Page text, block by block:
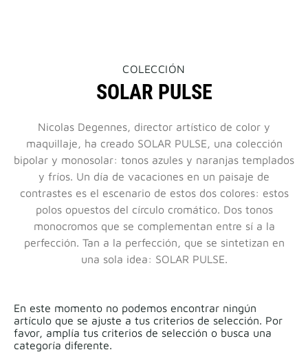
THIS
WILL
OPEN
NEW
PAGE
COLECCIÓN
SOLAR PULSE
Nicolas Degennes, director artístico de color y
maquillaje, ha creado SOLAR PULSE, una colección
bipolar y monosolar: tonos azules y naranjas templados
y fríos. Un día de vacaciones en un paisaje de
contrastes es el escenario de estos dos colores: estos
polos opuestos del círculo cromático. Dos tonos
monocromos que se complementan entre sí a la
perfección. Tan a la perfección, que se sintetizan en
una sola idea: SOLAR PULSE.
En este momento no podemos encontrar ningún
artículo que se ajuste a tus criterios de selección. Por
favor, amplía tus criterios de selección o busca una
categoría diferente.